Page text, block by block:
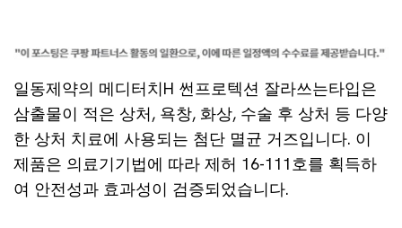
일동제약의 메디터치H 썬프로텍션 잘라쓰는타입은
삼출물이 적은 상처, 욕창, 화상, 수술 후 상처 등 다양
한 상처 치료에 사용되는 첨단 멸균 거즈입니다. 이
제품은 의료기기법에 따라 제허 16-111호를 획득하
여 안전성과 효과성이 검증되었습니다.